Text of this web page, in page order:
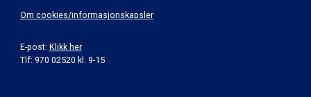
Om cookies/informasjonskapsler
E-post: Klikk her
Tlf: 970 02520 kl. 9-15